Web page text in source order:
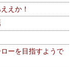
えか！
ーを目指すようで